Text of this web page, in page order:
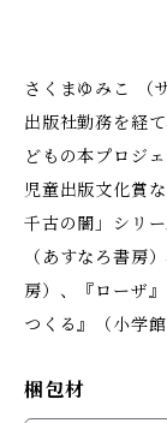
さくまゆみこ （
出版社勤務を経
どもの本プロジ
児童出版文化賞
千古の闇」シリ
（あすなろ書房
房）、『ローザ
つくる』（小学
梱包材